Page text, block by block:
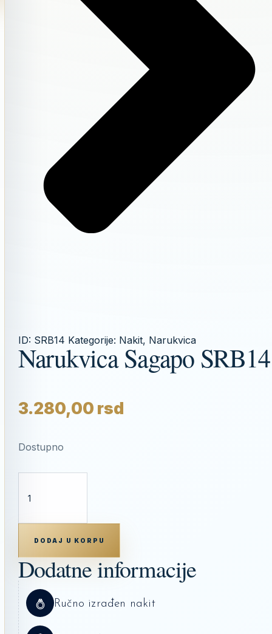
ID: SRB14 Kategorije: Nakit, Narukvica
Narukvica Sagapo SRB14
3.280,00 rsd
Dostupno
SRB14
KOLIČINA
DODAJ U KORPU
Dodatne informacije
Ručno izrađen nakit